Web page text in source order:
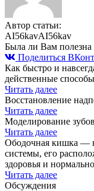
Автор статьи:
AI56kavAI56kav
Была ли Вам полезна
Поделиться
Как быстро и
действенные
Читать далее
Восстановление
Читать далее
Моделирование зубов
Читать далее
Ободочная кишка —
системы, его
здоровья и
Читать далее
Обсуждения